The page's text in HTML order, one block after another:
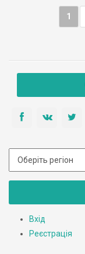
1
Вхід
Реєстрація